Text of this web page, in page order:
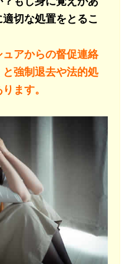
切な処置をとるこ
アからの督促連絡
強制退去や法的処
ます。